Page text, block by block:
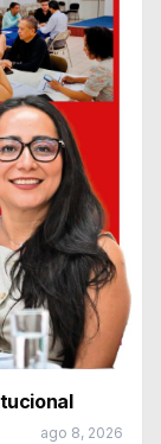
ago 8, 2026